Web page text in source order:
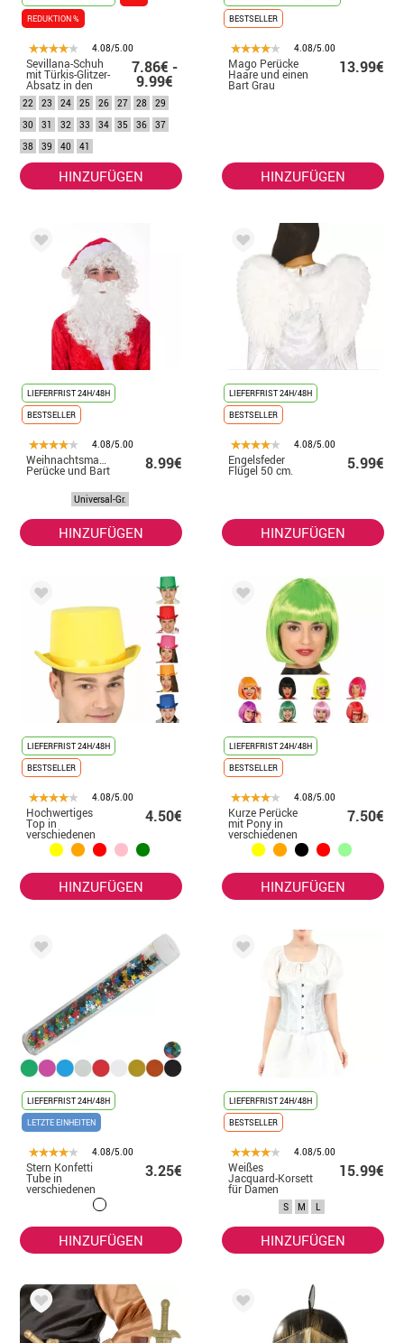
REDUKTION %
4.08/5.00
Sevillana-Schuh
mit Türkis-Glitzer-
Absatz in den
Nummern 22 bis
41
7.86€ -
9.99€
22 23 24 25 26 27 28
29
30
31 32 33 34 35 36
37
38
39 40 41
HINZUFÜGEN
BESTSELLER
4.08/5.00
Mago Perücke
Haare und einen
Bart Grau
13.99€
HINZUFÜGEN
LIEFERFRIST 24H/48H
BESTSELLER
4.08/5.00
Weihnachtsmann-
Perücke und Bart 8.99€
Universal-Gr.
HINZUFÜGEN
LIEFERFRIST 24H/48H
BESTSELLER
4.08/5.00
Engelsfeder
Flügel 50 cm. 5.99€
HINZUFÜGEN
LIEFERFRIST 24H/48H
BESTSELLER
4.08/5.00
Hochwertiges
Top in
verschiedenen
Farben
4.50€
HINZUFÜGEN
LIEFERFRIST 24H/48H
BESTSELLER
4.08/5.00
Kurze Perücke
mit Pony in
verschiedenen
Farben
7.50€
HINZUFÜGEN
LIEFERFRIST 24H/48H
LETZTE EINHEITEN
4.08/5.00
Stern Konfetti
Tube in
verschiedenen
3.25€
HINZUFÜGEN
LIEFERFRIST 24H/48H
BESTSELLER
4.08/5.00
Weißes
Jacquard-Korsett
für Damen
15.99€
S M L
HINZUFÜGEN